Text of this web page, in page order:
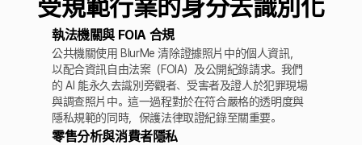
受規範行業的身分去識別化
執法機關與 FOIA 合規
公共機關使用 BlurMe 清除證據照片中的個人資訊，
以配合資訊自由法案（FOIA）及公開紀錄請求。我們
的 AI 能永久去識別旁觀者、受害者及證人於犯罪現場
與調查照片中。這一過程對於在符合嚴格的透明度與
隱私規範的同時，保護法律取證紀錄至關重要。
零售分析與消費者隱私